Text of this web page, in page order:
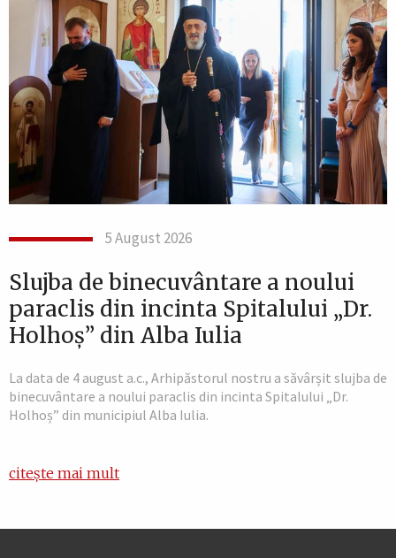
5 August 2026
Slujba de binecuvântare a noului
paraclis din incinta Spitalului „Dr.
Holhoș” din Alba Iulia
La data de 4 august a.c., Arhipăstorul nostru a săvârșit slujba de
binecuvântare a noului paraclis din incinta Spitalului „Dr.
Holhoș” din municipiul Alba Iulia.
citește mai mult